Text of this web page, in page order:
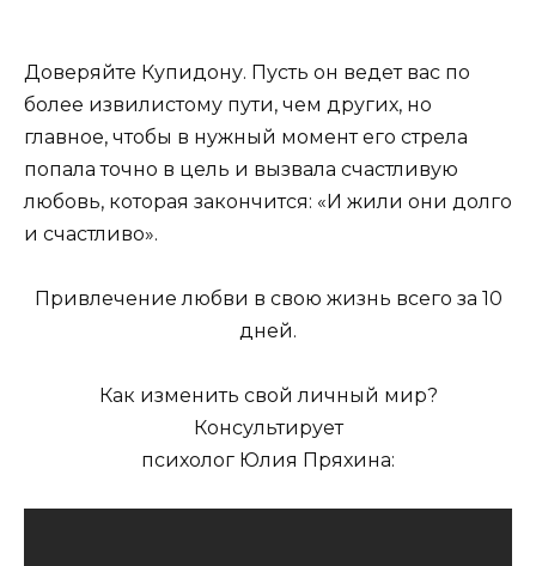
Доверяйте Купидону. Пусть он ведет вас по
более извилистому пути, чем других, но
главное, чтобы в нужный момент его стрела
попала точно в цель и вызвала счастливую
любовь, которая закончится: «И жили они долго
и счастливо».
Привлечение любви в свою жизнь всего за 10
дней.
Как изменить свой личный мир?
Консультирует
психолог Юлия Пряхина: